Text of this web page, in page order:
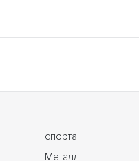
спорта
Металл